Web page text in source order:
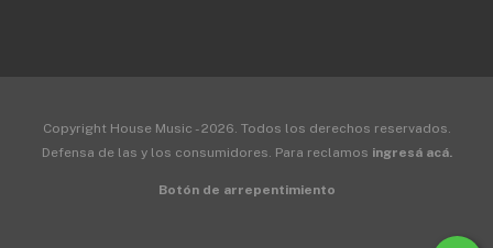
Copyright House Music - 2026. Todos los derechos reservados.
Defensa de las y los consumidores. Para reclamos ingresá acá.
Botón de arrepentimiento